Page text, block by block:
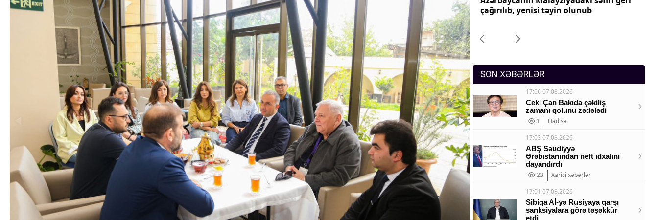
Sosium
Mənəvi dəyərlər
Texnologiya
Mətbuat-150
Siyasi
Elm və təhsil
Mədəniyyət
Diaspor
Yüksəliş hekayəsi
Mədəniyyətimizin Zəfəri
Zəfər Diasporu
Səhiyyə
Ailə və uşaq
Forumunun Təşkilat Komitəsi yaradılıb
çağırılıb, yenisi təyin olunub
çağırılıb, yenisi təyin olunub
SON XƏBƏRLƏR
17:06 07.08.2026
Ceki Çan Bakıda çəkiliş
zamanı qolunu zədələdi
1
Hadisə
17:03 07.08.2026
ABŞ Səudiyyə
Ərəbistanından neft idxalını
dayandırdı
23
Xarici xəbərlər
17:01 07.08.2026
Sibiqa Aİ-yə Rusiyaya qarşı
sanksiyalara görə təşəkkür
etdi